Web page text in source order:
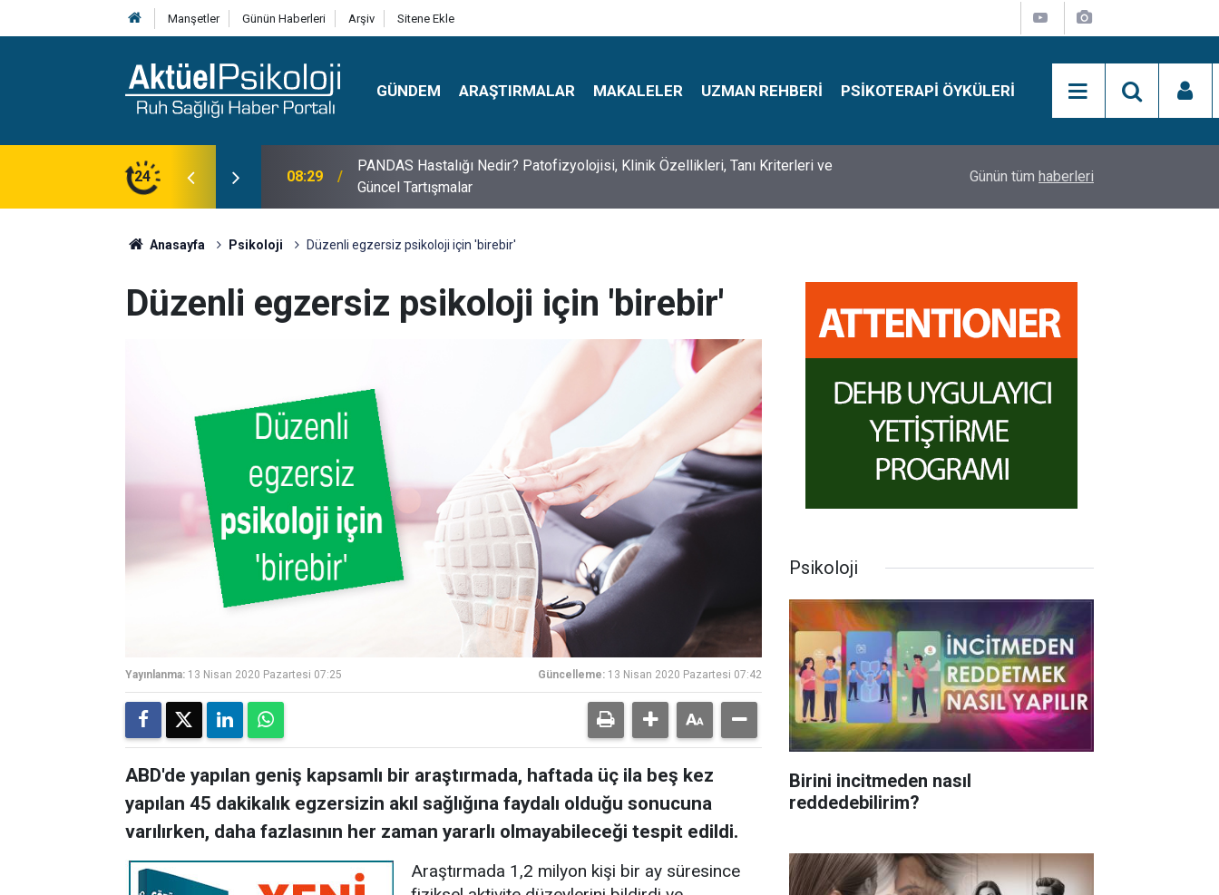
Manşetler Günün Haberleri Arşiv Sitene Ekle
GÜNDEM ARAŞTIRMALAR MAKALELER UZMAN REHBERI PSIKOTERAPI ÖYKÜLERI
24
Klinik Özellikleri, Tanı Kriterleri ve
10:30 10 Mayıs Psikologlar Günü Nasıl Ortaya Çıktı? 10 Mayıs Tarihinin Hikayesi Simon Says Dikkat Programı Nedir?
Günün tüm haberleri
Anasayfa Psikoloji Düzenli egzersiz psikoloji için 'birebir'
Düzenli egzersiz psikoloji için 'birebir'
Yayınlanma: 13 Nisan 2020 Pazartesi 07:25 Güncelleme: 13 Nisan 2020 Pazartesi 07:42
ABD'de yapılan geniş kapsamlı bir araştırmada, haftada üç ila beş kez
yapılan 45 dakikalık egzersizin akıl sağlığına faydalı olduğu sonucuna
varılırken, daha fazlasının her zaman yararlı olmayabileceği tespit edildi.
Araştırmada 1,2 milyon kişi bir ay süresince
Psikoloji
Birini incitmeden nasıl
reddedebilirim?